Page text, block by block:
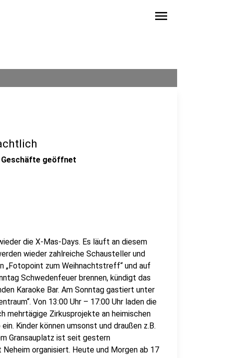
menu
Geschäfte geöffnet
die X-Mas-Days. Es läuft an diesem
wieder zahlreiche Schausteller und
„Fotopoint zum Weihnachtstreff“ und auf
Schwedenfeuer brennen, kündigt das
Karaoke Bar. Am Sonntag gastiert unter
Von 13:00 Uhr – 17:00 Uhr laden die
mehrtägige Zirkusprojekte an heimischen
Kinder können umsonst und draußen z.B.
Gransauplatz ist seit gestern
organisiert. Heute und Morgen ab 17